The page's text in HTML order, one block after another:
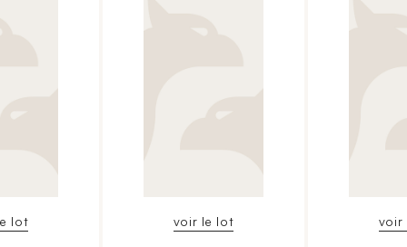
lot voir le lot voir